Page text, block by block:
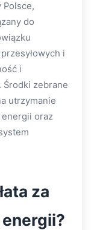
do
i
i
zebrane
utrzymanie
oraz
za